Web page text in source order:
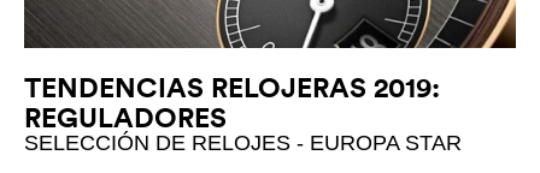
TENDENCIAS RELOJERAS 2019:
REGULADORES
SELECCIÓN DE RELOJES - EUROPA STAR